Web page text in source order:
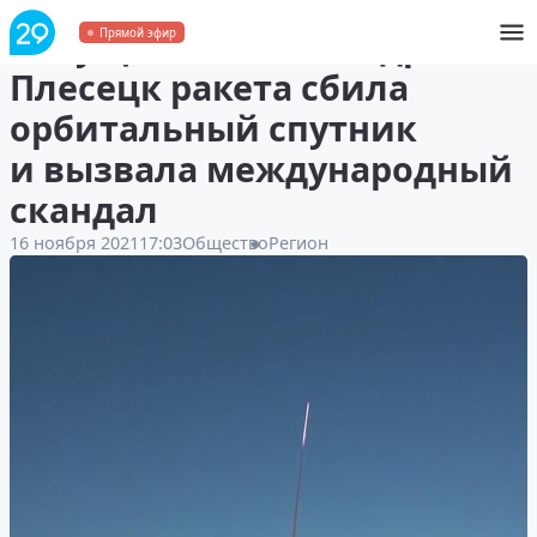
Прямой эфир
Запущенная с космодрома
Плесецк ракета сбила
орбитальный спутник
и вызвала международный
скандал
16 ноября 2021 17:03ОбществоРегион